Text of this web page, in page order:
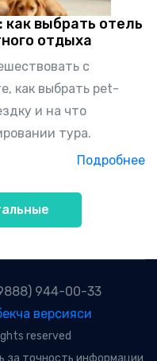
выбрать отель
отдыха
с
как выбрать pet-
и на что
тура.
Подробнее
944-00-33
версияси
reserved
за точность информации